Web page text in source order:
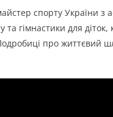
спорту України з
гімнастики для діток,
про життєвий